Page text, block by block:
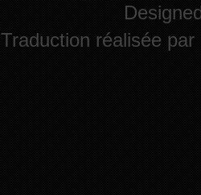
Traduction réalisée par